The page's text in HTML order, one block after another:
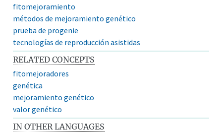
fitomejoramiento
métodos de mejoramiento genético
prueba de progenie
tecnologías de reproducción asistidas
RELATED CONCEPTS
fitomejoradores
genética
mejoramiento genético
valor genético
IN OTHER LANGUAGES